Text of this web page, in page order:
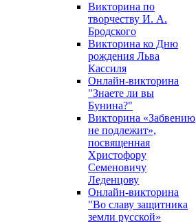
Викторина по
творчеству И. А.
Бродского
Викторина ко Дню
рождения Льва
Кассиля
Онлайн-викторина
"Знаете ли вы
Бунина?"
Викторина «Забвению
не подлежит»,
посвященная
Христофору
Семеновичу
Леденцову
Онлайн-викторина
"Во славу защитника
земли русской»